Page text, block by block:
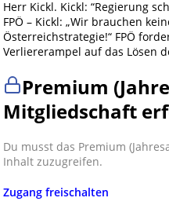
Herr Kickl. Kickl: “Regierung
FPÖ – Kickl: „Wir brauchen
Österreichstrategie!“ FPÖ
Verliererampel auf das Lösen
Premium
Mitgliedschaft
Du musst das Premium
Inhalt zuzugreifen.
Zugang freischalten